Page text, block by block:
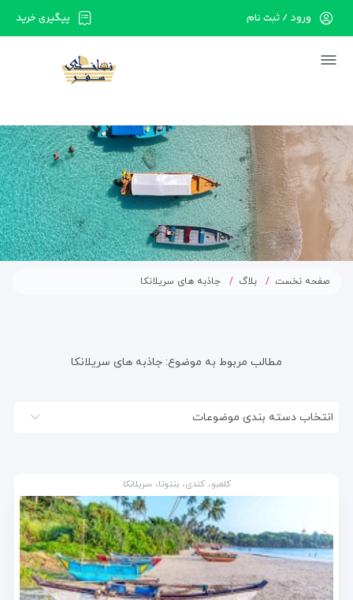
در حال حاضر ارتباط با سرور قطع می باشد لطفا
پیگیری خرید ورود / ثبت نام
صفحه نخست بلاگ جاذبه های سریلانکا
مطالب مربوط به موضوع: جاذبه های سریلانکا
انتخاب دسته بندی موضوعات
کلمبو، کندی، بنتوتا، سریلانکا